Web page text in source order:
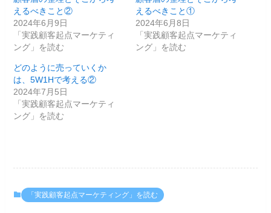
えるべきこと②
2024年6月9日
「実践顧客起点マーケティ
ング」を読む
えるべきこと①
2024年6月8日
「実践顧客起点マーケティ
ング」を読む
どのように売っていくか
は、5W1Hで考える②
2024年7月5日
「実践顧客起点マーケティ
ング」を読む
「実践顧客起点マーケティング」を読む